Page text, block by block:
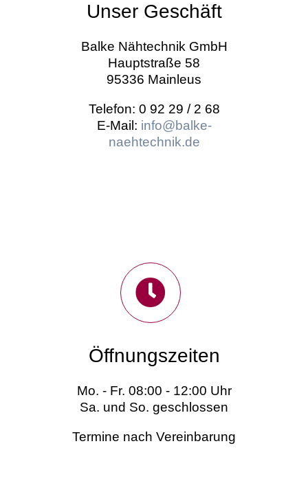
Unser Geschäft
Balke Nähtechnik GmbH
Hauptstraße 58
95336 Mainleus
Telefon: 0 92 29 / 2 68
E-Mail: info@balke-
naehtechnik.de
Öffnungszeiten
Mo. - Fr. 08:00 - 12:00 Uhr
Sa. und So. geschlossen
Termine nach Vereinbarung